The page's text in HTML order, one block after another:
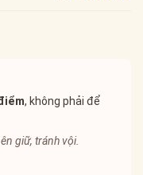
, không phải để
giữ, tránh vội.